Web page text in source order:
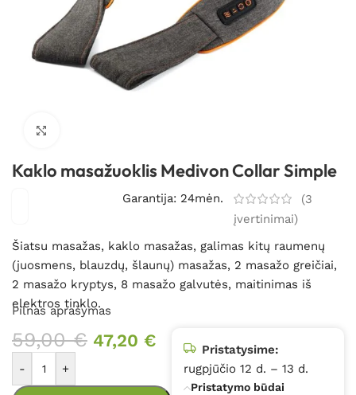
Kaklo masažuoklis Medivon Collar Simple
Garantija: 24mėn. (3
įvertinimai)
Šiatsu masažas, kaklo masažas, galimas kitų raumenų
(juosmens, blauzdų, šlaunų) masažas, 2 masažo greičiai,
2 masažo kryptys, 8 masažo galvutės, maitinimas iš
elektros tinklo.
Pilnas aprašymas
59,00€ 47,20 €
- +
Pristatysime:
rugpjūčio 12 d. – 13 d.
Pristatymo būdai